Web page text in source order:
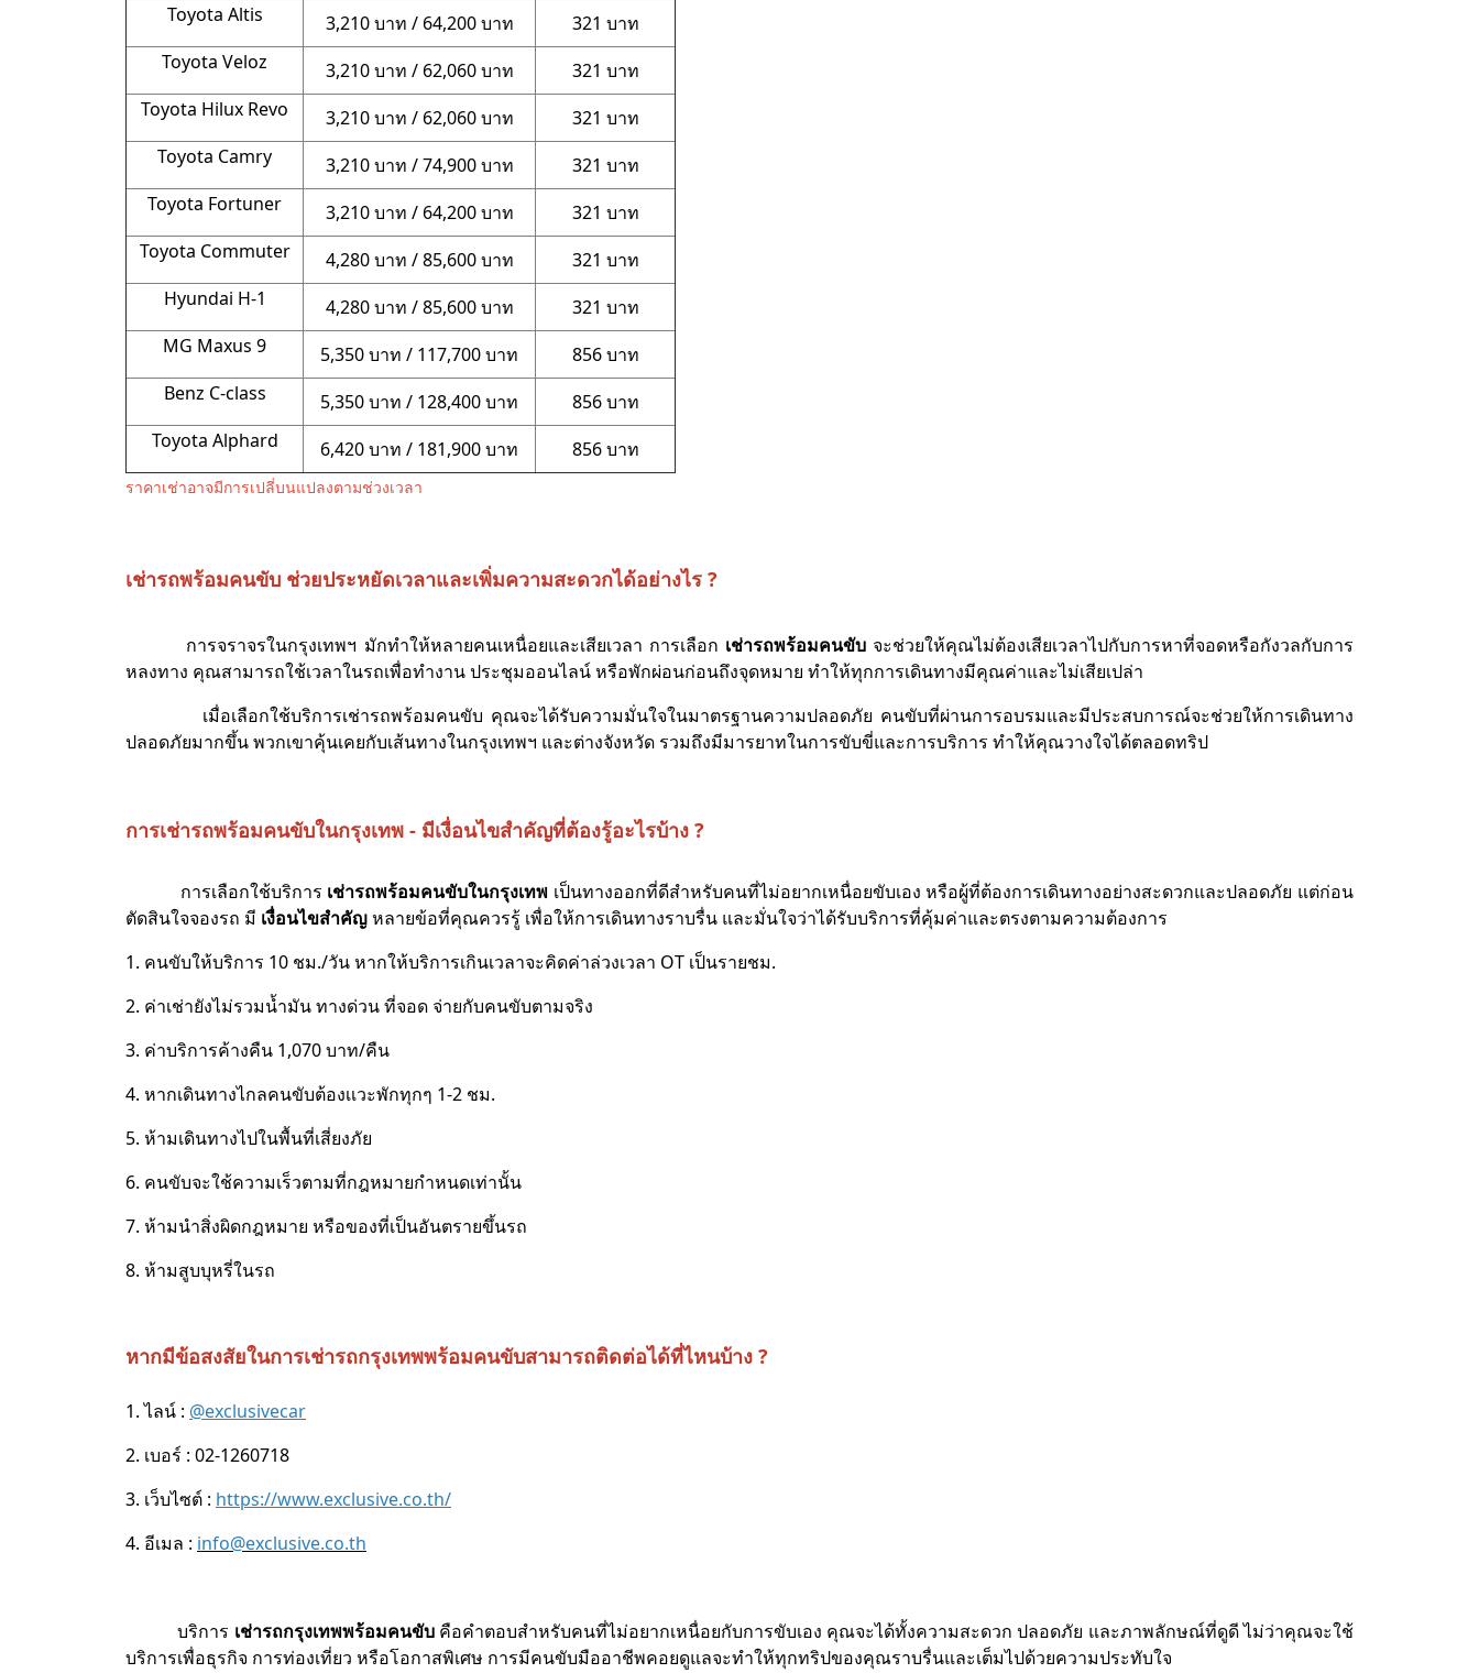
Toyota Altis
3,210 บาท / 64,200 บาท
321 บาท
Toyota Veloz
3,210 บาท / 62,060 บาท
321 บาท
Toyota Hilux Revo
3,210 บาท / 62,060 บาท
321 บาท
Toyota Camry
3,210 บาท / 74,900 บาท
321 บาท
Toyota Fortuner
3,210 บาท / 64,200 บาท
321 บาท
Toyota Commuter
4,280 บาท / 85,600 บาท
321 บาท
Hyundai H-1
4,280 บาท / 85,600 บาท
321 บาท
MG Maxus 9
5,350 บาท / 117,700 บาท
856 บาท
Benz C-class
5,350 บาท / 128,400 บาท
856 บาท
Toyota Alphard
6,420 บาท / 181,900 บาท 856 บาท
ราคาเช่าอาจมีการเปลี่บนแปลงตามช่วงเวลา
เช่ารถพร้อมคนขับ ช่วยประหยัดเวลาและเพิ่มความสะดวกได้อย่างไร ?
การจราจรในกรุงเทพฯ มักทำให้หลายคนเหนื่อยและเสียเวลา การเลือก เช่ารถพร้อมคนขับจะช่วยให้คุณไม่ต้องเสียเวลาไปกับการหาที่จอดหรือกังวลกับการ
หลงทาง คุณสามารถใช้เวลาในรถเพื่อทำงาน ประชุมออนไลน์ หรือพักผ่อนก่อนถึงจุดหมาย ทำให้ทุกการเดินทางมีคุณค่าและไม่เสียเปล่า
เมื่อเลือกใช้บริการเช่ารถพร้อมคนขับ คุณจะได้รับความมั่นใจในมาตรฐานความปลอดภัย คนขับที่ผ่านการอบรมและมีประสบการณ์จะช่วยให้การเดินทาง
ปลอดภัยมากขึ้น พวกเขาคุ้นเคยกับเส้นทางในกรุงเทพฯ และต่างจังหวัด รวมถึงมีมารยาทในการขับขี่และการบริการ ทำให้คุณวางใจได้ตลอดทริป
การเช่ารถพร้อมคนขับในกรุงเทพ - มีเงื่อนไขสำคัญที่ต้องรู้อะไรบ้าง ?
การเลือกใช้บริการ เช่ารถพร้อมคนขับในกรุงเทพ เป็นทางออกที่ดีสำหรับคนที่ไม่อยากเหนื่อยขับเอง หรือผู้ที่ต้องการเดินทางอย่างสะดวกและปลอดภัย แต่ก่อน
ตัดสินใจจองรถ มี เงื่อนไขสำคัญหลายข้อที่คุณควรรู้ เพื่อให้การเดินทางราบรื่น และมั่นใจว่าได้รับบริการที่คุ้มค่าและตรงตามความต้องการ
1. คนขับให้บริการ 10 ชม./วัน หากให้บริการเกินเวลาจะคิดค่าล่วงเวลา OT เป็นรายชม.
2. ค่าเช่ายังไม่รวมน้ำมัน ทางด่วน ที่จอด จ่ายกับคนขับตามจริง
3. ค่าบริการค้างคืน 1,070 บาท/คืน
4. หากเดินทางไกลคนขับต้องเเวะพักทุกๆ 1-2 ชม.
5. ห้ามเดินทางไปในพื้นที่เสี่ยงภัย
6. คนขับจะใช้ความเร็วตามที่กฎหมายกำหนดเท่านั้น
7. ห้ามนำสิ่งผิดกฎหมาย หรือของที่เป็นอันตรายขึ้นรถ
8. ห้ามสูบบุหรี่ในรถ
หากมีข้อสงสัยในการเช่ารถกรุงเทพพร้อมคนขับสามารถติดต่อได้ที่ไหนบ้าง ?
1. ไลน์ : @exclusivecar
2. เบอร์ : 02-1260718
3. เว็บไซต์ : https://www.exclusive.co.th/
4. อีเมล : info@exclusive.co.th
บริการ เช่ารถกรุงเทพพร้อมคนขับคือคำตอบสำหรับคนที่ไม่อยากเหนื่อยกับการขับเอง คุณจะได้ทั้งความสะดวก ปลอดภัย และภาพลักษณ์ที่ดูดี ไม่ว่าคุณจะใช้
บริการเพื่อธุรกิจ การท่องเที่ยว หรือโอกาสพิเศษ การมีคนขับมืออาชีพคอยดูแลจะทำให้ทุกทริปของคุณราบรื่นและเต็มไปด้วยความประทับใจ